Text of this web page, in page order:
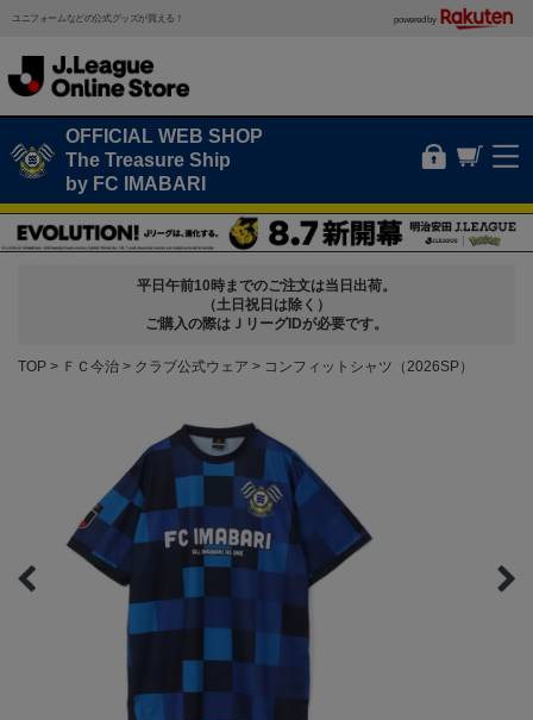
ユニフォームなどの公式グッズが買える！ powered by
OFFICIAL WEB SHOP
The Treasure Ship
by FC IMABARI
平日午前10時までのご注文は当日出荷。
（土日祝日は除く）
ご購入の際はＪリーグIDが必要です。
TOP ＦＣ今治 クラブ公式ウェア コンフィットシャツ（2026SP）